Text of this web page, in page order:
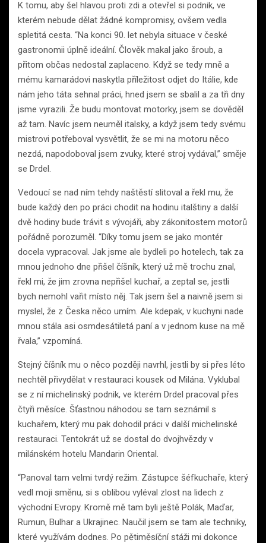
K tomu, aby šel hlavou proti zdi a otevřel si podnik, ve
kterém nebude dělat žádné kompromisy, ovšem vedla
spletitá cesta. “Na konci 90. let nebyla situace v české
gastronomii úplně ideální. Člověk makal jako šroub, a
přitom občas nedostal zaplaceno. Když se tedy mně a
mému kamarádovi naskytla příležitost odjet do Itálie, kde
nám jeho táta sehnal práci, hned jsem se sbalil a za tři dny
jsme vyrazili. Že budu montovat motorky, jsem se dověděl
až tam. Navíc jsem neuměl italsky, a když jsem tedy svému
mistrovi potřeboval vysvětlit, že se mi na motoru něco
nezdá, napodoboval jsem zvuky, které stroj vydával,” směje
se Drdel.
Vedoucí se nad ním tehdy naštěstí slitoval a řekl mu, že
bude každý den po práci chodit na hodinu italštiny a další
dvě hodiny bude trávit s vývojáři, aby zákonitostem motorů
pořádně porozuměl. “Díky tomu jsem se jako montér
docela vypracoval. Jak jsme ale bydleli po hotelech, tak za
mnou jednoho dne přišel číšník, který už mě trochu znal,
řekl mi, že jim zrovna nepřišel kuchař, a zeptal se, jestli
bych nemohl vařit místo něj. Tak jsem šel a naivně jsem si
myslel, že z Česka něco umím. Ale kdepak, v kuchyni nade
mnou stála asi osmdesátiletá paní a v jednom kuse na mě
řvala,” vzpomíná.
Stejný číšník mu o něco později navrhl, jestli by si přes léto
nechtěl přivydělat v restauraci kousek od Milána. Vyklubal
se z ní michelinský podnik, ve kterém Drdel pracoval přes
čtyři měsíce. Šťastnou náhodou se tam seznámil s
kuchařem, který mu pak dohodil práci v další michelinské
restauraci. Tentokrát už se dostal do dvojhvězdy v
milánském hotelu Mandarin Oriental.
“Panoval tam velmi tvrdý režim. Zástupce šéfkuchaře, který
vedl moji směnu, si s oblibou vyléval zlost na lidech z
východní Evropy. Kromě mě tam byli ještě Polák, Maďar,
Rumun, Bulhar a Ukrajinec. Naučil jsem se tam ale techniky,
které využívám dodnes. Po pětiměsíční stáži mi dokonce